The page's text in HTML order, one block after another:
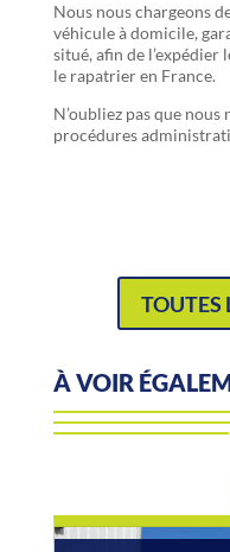
Nous nous chargeons
véhicule à domicile,
situé, afin de
le rapatrier en France.
N’oubliez pas que
procédures
TOUTES
À VOIR